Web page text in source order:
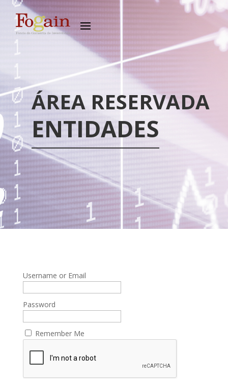
ÁREA RESERVADA
ENTIDADES
Username or Email
Password
Remember Me